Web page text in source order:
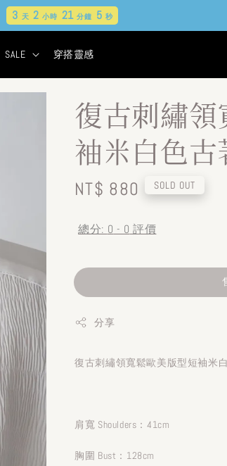
3 天 2小時 21分鐘 4 秒
SALE 穿搭靈感
復古刺繡
袖米白色
Regular
NT$ 880 SOLD OUT
總分: 0 - 0 評價
分享
復古刺繡領寬鬆歐美版型短袖米
肩寬 Shoulders：41cm
胸圍 Bust：128cm